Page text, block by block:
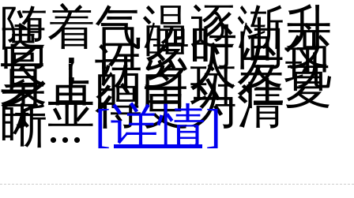
随着气温逐渐升
高，日照时间变
长，许多人发现
身上的白斑在夏
季显得更为清
晰...[详情]